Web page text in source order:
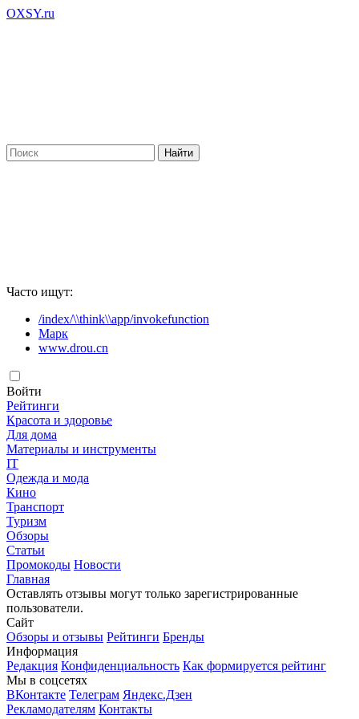
OXSY.ru
Часто ищут:
/index/\\think\\app/invokefunction
Марк
www.drou.cn
Войти
Рейтинги
Красота и здоровье
Для дома
Материалы и инструменты
IT
Одежда и мода
Кино
Транспорт
Туризм
Обзоры
Статьи
Промокоды Новости
Главная
Оставлять отзывы могут только зарегистрированные
пользователи.
Сайт
Обзоры и отзывы Рейтинги Бренды
Информация
Редакция Конфиденциальность Как формируется рейтинг
Мы в соцсетях
ВКонтакте Телеграм Яндекс.Дзен
Рекламодателям Контакты